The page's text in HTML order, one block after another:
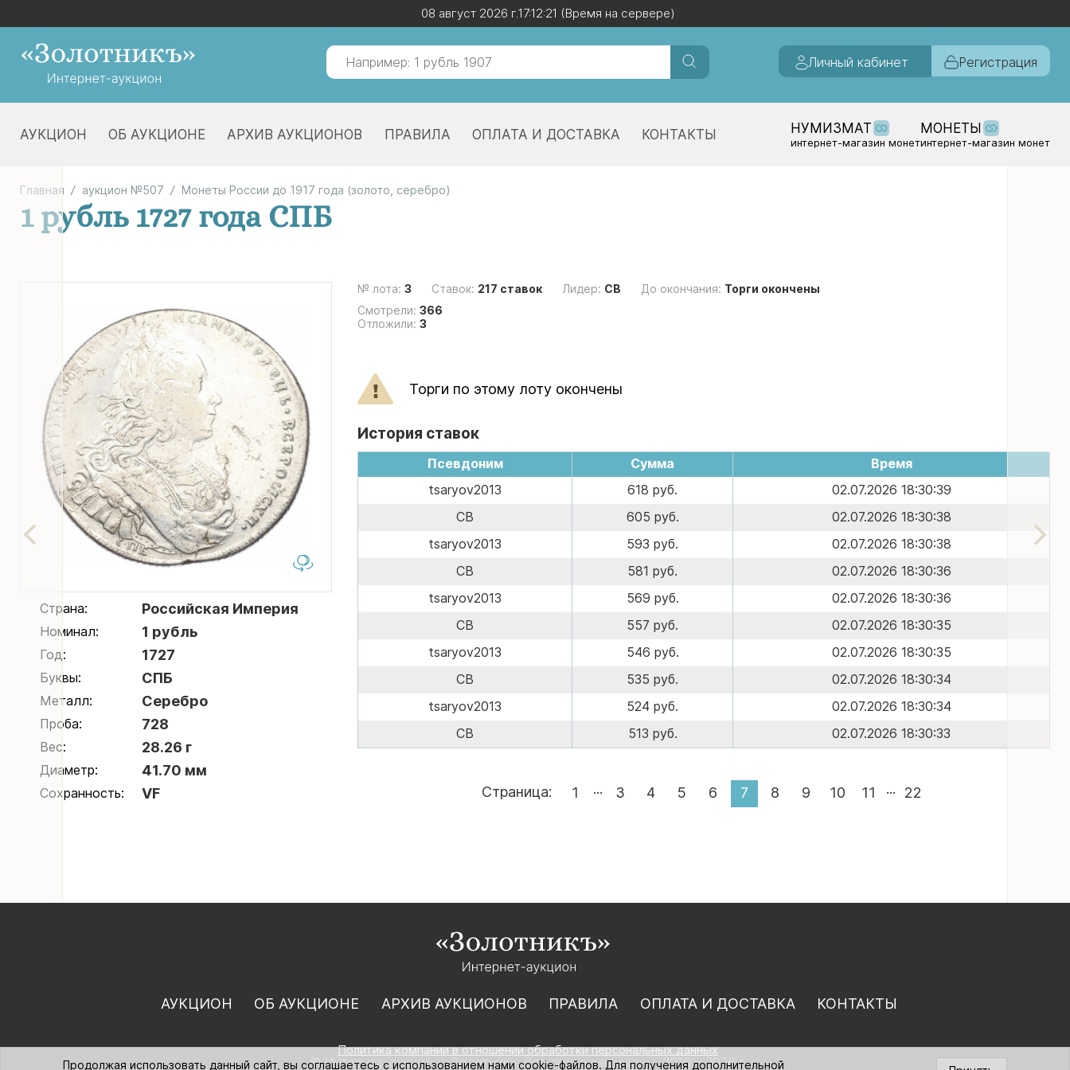
08 август 2026 г.17:12:21 (Время на сервере)
Личный кабинет Регистрация
АУКЦИОН ОБ АУКЦИОНЕ АРХИВ АУКЦИОНОВ ПРАВИЛА ОПЛАТА И ДОСТАВКА КОНТАКТЫ НУМИЗМАТ
интернет-магазин монет
МОНЕТЫ
интернет-магазин монет
08 август 2026 г.17:12:21 (Время на сервере)
Главная аукцион №507 Монеты России до 1917 года (золото, серебро)
1 рубль 1727 года СПБ
Страна: Российская Империя
Номинал: 1 рубль
Год: 1727
Буквы: СПБ
Металл: Серебро
Проба: 728
Вес: 28.26 г
Диаметр: 41.70 мм
Сохранность: VF
№ лота: 3 Ставок: 217 ставок Лидер: СВ До окончания: Торги окончены
Смотрели: 366
Отложили: 3
Торги по этому лоту окончены
История ставок
Псевдоним Сумма
Время
tsaryov2013
618 руб.
02.07.2026 18:30:39
СВ
605 руб.
02.07.2026 18:30:38
tsaryov2013
593 руб.
02.07.2026 18:30:38
СВ
581 руб.
02.07.2026 18:30:36
tsaryov2013
569 руб.
02.07.2026 18:30:36
СВ
557 руб.
02.07.2026 18:30:35
tsaryov2013
546 руб.
02.07.2026 18:30:35
СВ
535 руб.
02.07.2026 18:30:34
tsaryov2013
524 руб.
02.07.2026 18:30:34
СВ
513 руб. 02.07.2026 18:30:33
Страница: 1 ... 3 4 5 6 7 8 9 10 11 ... 22
АУКЦИОН ОБ АУКЦИОНЕ АРХИВ АУКЦИОНОВ ПРАВИЛА ОПЛАТА И ДОСТАВКА КОНТАКТЫ
Политика компании в отношении обработки персональных данных
© Интернет-аукцион «Золотник». Все права защищены. 2016 – 2026 г.
Продолжая использовать данный сайт, вы соглашаетесь с использованием нами cookie-файлов. Для получения дополнительной